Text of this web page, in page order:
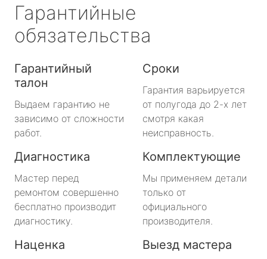
Гарантийные
обязательства
Гарантийный
талон
Выдаем гарантию не
зависимо от сложности
работ.
Сроки
Гарантия варьируется
от полугода до 2-х лет
смотря какая
неисправность.
Диагностика
Мастер перед
ремонтом совершенно
бесплатно производит
диагностику.
Комплектующие
Мы применяем детали
только от
официального
производителя.
Наценка Выезд мастера